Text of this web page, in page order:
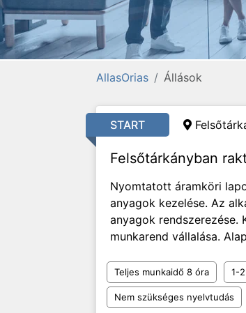
AllasOrias Állások
START
Felsőtárkányban
Nyomtatott áramköri
anyagok kezelése. Az
anyagok rendszerezése.
munkarend vállalása.
Teljes munkaidő 8 óra 1-
Nem szükséges nyelvtudás